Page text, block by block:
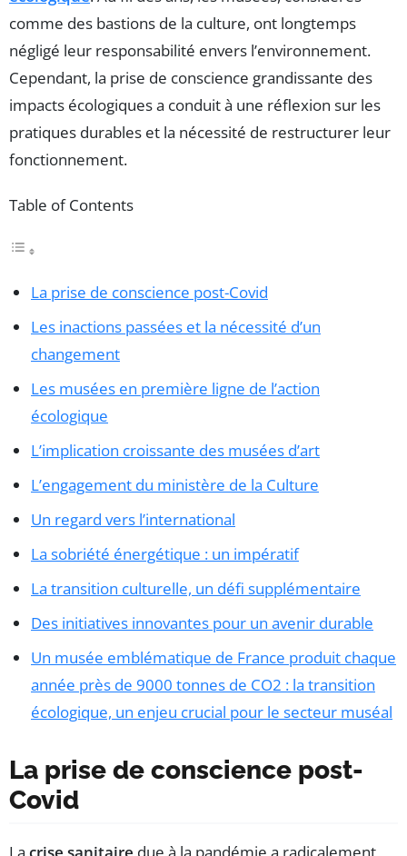
comme des bastions de la culture, ont longtemps
négligé leur responsabilité envers l’environnement.
Cependant, la prise de conscience grandissante des
impacts écologiques a conduit à une réflexion sur les
pratiques durables et la nécessité de restructurer leur
fonctionnement.
Table of Contents
La prise de conscience post-Covid
Les inactions passées et la nécessité d’un
changement
Les musées en première ligne de l’action
écologique
L’implication croissante des musées d’art
L’engagement du ministère de la Culture
Un regard vers l’international
La sobriété énergétique : un impératif
La transition culturelle, un défi supplémentaire
Des initiatives innovantes pour un avenir durable
Un musée emblématique de France produit chaque
année près de 9000 tonnes de CO2 : la transition
écologique, un enjeu crucial pour le secteur muséal
La prise de conscience post-
Covid